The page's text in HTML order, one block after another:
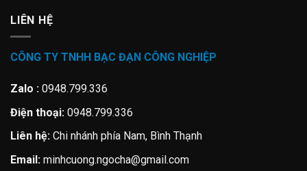
LIÊN HỆ
CÔNG TY TNHH BẠC ĐẠN CÔNG NGHIỆP
Zalo : 0948.799.336
Điện thoại: 0948.799.336
Liên hệ: Chi nhánh phía Nam, Bình Thạnh
Email: minhcuong.ngocha@gmail.com